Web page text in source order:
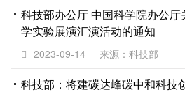
科技部办公厅 中国科学院办公
学实验展演汇演活动的通知
2023-09-14 来源：科技部
科技部：将建碳达峰碳中和科技